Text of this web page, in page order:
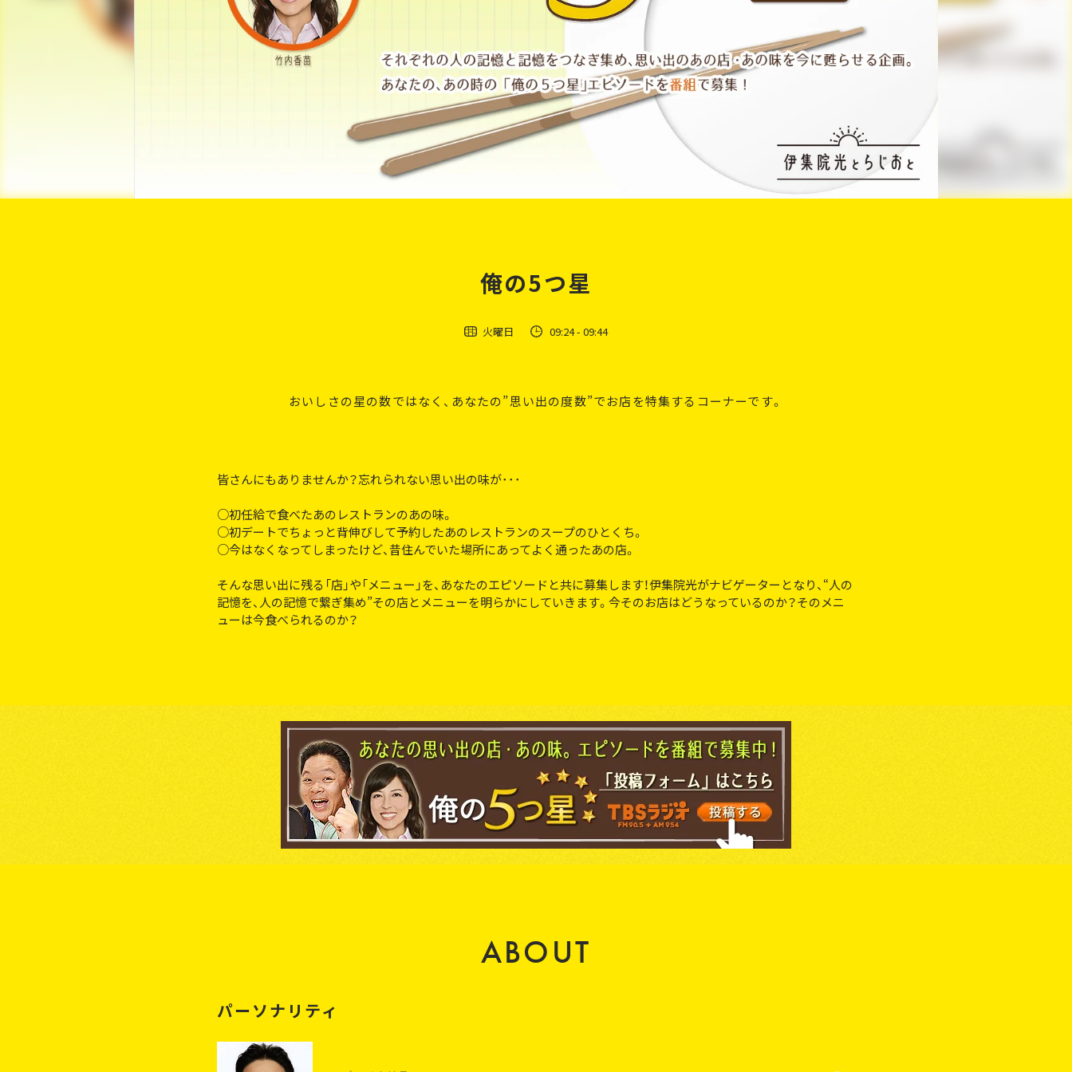
俺の5つ星
火曜日 09:24- 09:44
おいしさの星の数ではなく、あなたの”思い出の度数”でお店を特集するコーナーです。
皆さんにもありませんか？忘れられない思い出の味が･･･
○初任給で食べたあのレストランのあの味。
○初デートでちょっと背伸びして予約したあのレストランのスープのひとくち。
○今はなくなってしまったけど、昔住んでいた場所にあってよく通ったあの店。
そんな思い出に残る「店」や「メニュー」を、あなたのエピソードと共に募集します！伊集院光がナビゲーターとなり、“人の
記憶を、人の記憶で繋ぎ集め”その店とメニューを明らかにしていきます。今そのお店はどうなっているのか？そのメニ
ューは今食べられるのか？
ABOUT
パーソナリティ